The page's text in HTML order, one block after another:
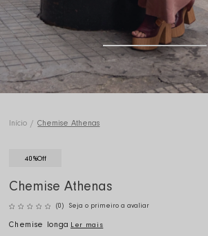
Início Chemise Athenas
40%Off
Chemise Athenas
(0) Seja o primeiro a avaliar
Chemise longa Ler mais